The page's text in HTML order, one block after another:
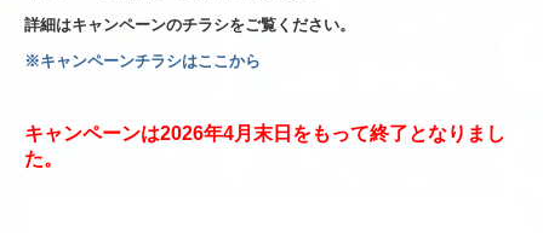
詳細はキャンペーンのチラシをご覧ください。
※キャンペーンチラシはここから
キャンペーンは2026年4月末日をもって終了となりまし
た。